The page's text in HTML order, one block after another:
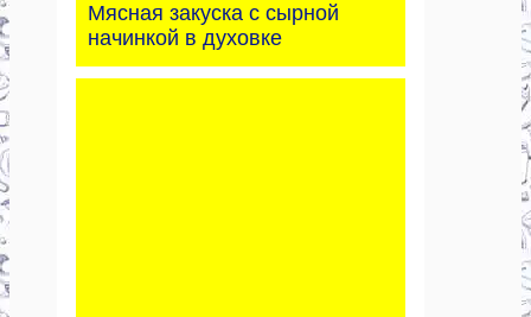
Мясная закуска с сырной
начинкой в духовке